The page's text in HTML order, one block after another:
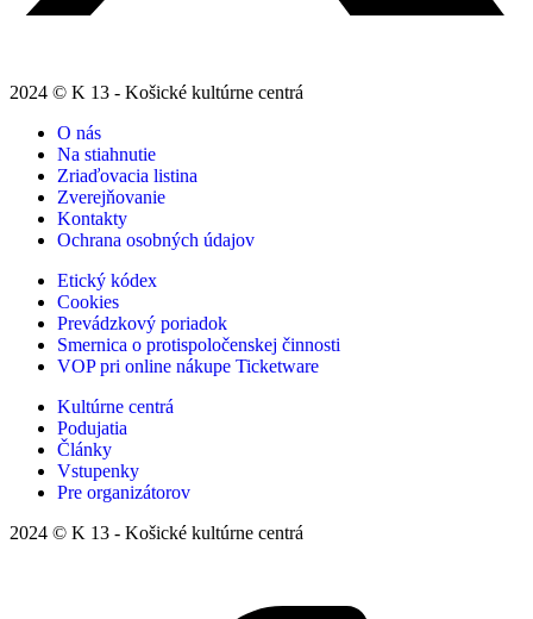
2024 © K 13 - Košické kultúrne centrá
O nás
Na stiahnutie
Zriaďovacia listina
Zverejňovanie
Kontakty
Ochrana osobných údajov
Etický kódex
Cookies
Prevádzkový poriadok
Smernica o protispoločenskej činnosti
VOP pri online nákupe Ticketware
Kultúrne centrá
Podujatia
Články
Vstupenky
Pre organizátorov
2024 © K 13 - Košické kultúrne centrá